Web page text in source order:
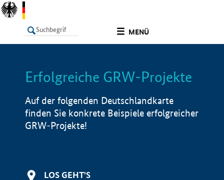
MENÜ
LISTE Info
Erfolgreiche GRW-Projekte
Auf der folgenden Deutschlandkarte
finden Sie konkrete Beispiele erfolgreicher
GRW-Projekte!
LOS GEHT'S